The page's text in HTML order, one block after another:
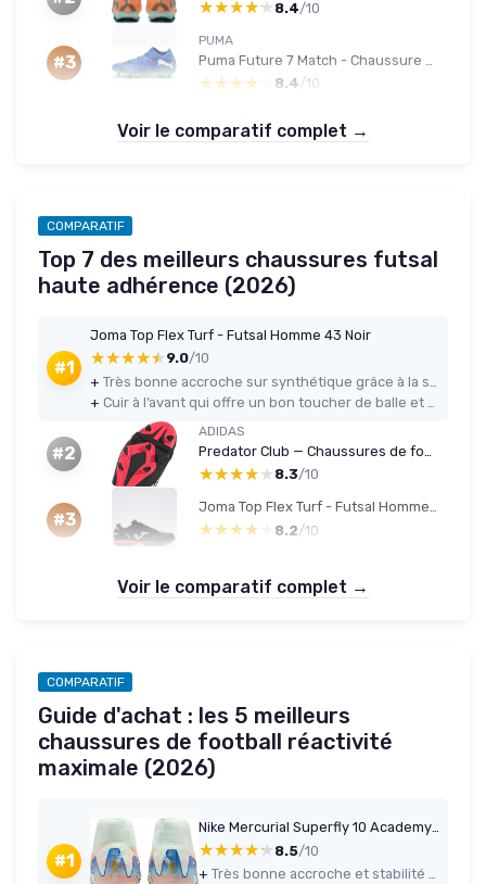
★★★★★
★★★★★ 8.4/10
#3
PUMA
★★★★★
★★★★★ 8.4 /10
Voir le comparatif complet →
COMPARATIF
Top 7 des meilleurs chaussures futsal
haute adhérence (2026)
#1
Joma Top Flex Turf - Futsal Homme 43 Noir
★★★★★
★★★★★ 9.0/10
+
+
#2
ADIDAS
★★★★★
★★★★★ 8.3/10
#3
Joma Top Flex Turf - Futsal Homme 43 Noir
★★★★★
★★★★★ 8.2/10
Voir le comparatif complet →
COMPARATIF
Guide d'achat : les 5 meilleurs
chaussures de football réactivité
maximale (2026)
#1
Nike Mercurial Superfly 10 Academy AG High-Top - 43 EU
★★★★★
★★★★★ 8.5/10
+
Très bonne accroche et stabilité sur terrain synthétique grâce à la semelle AG